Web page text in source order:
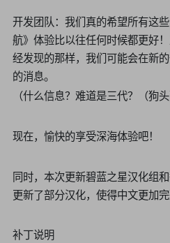
开发团队：我们真的希望所有这
航》体验比以往任何时候都更好
经发现的那样，我们可能会在新
的消息。
（什么信息？难道是三代？（狗头
现在，愉快的享受深海体验吧！
同时，本次更新碧蓝之星汉化组
更新了部分汉化，使得中文更加完
补丁说明